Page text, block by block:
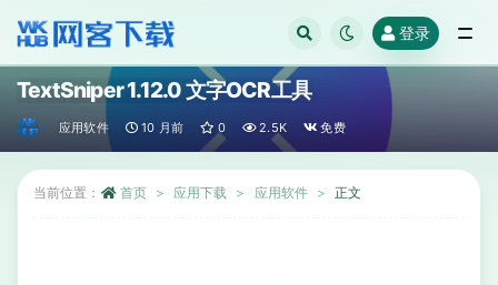
登录
TextSniper 1.12.0 文字OCR工具
应用软件 10 月前 0 2.5K 免费
当前位置： 首页 应用下载 应用软件 正文
全部